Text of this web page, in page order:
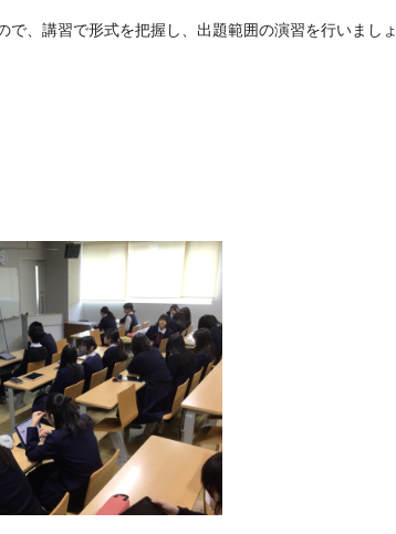
、講習で形式を把握し、出題範囲の演習を行いましょ